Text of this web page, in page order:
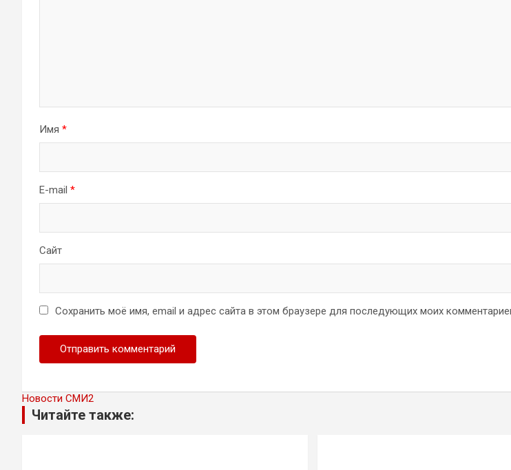
Имя *
E-mail *
Сайт
Сохранить моё имя, email и адрес сайта в этом браузере для последующих моих
Новости СМИ2
Читайте также: